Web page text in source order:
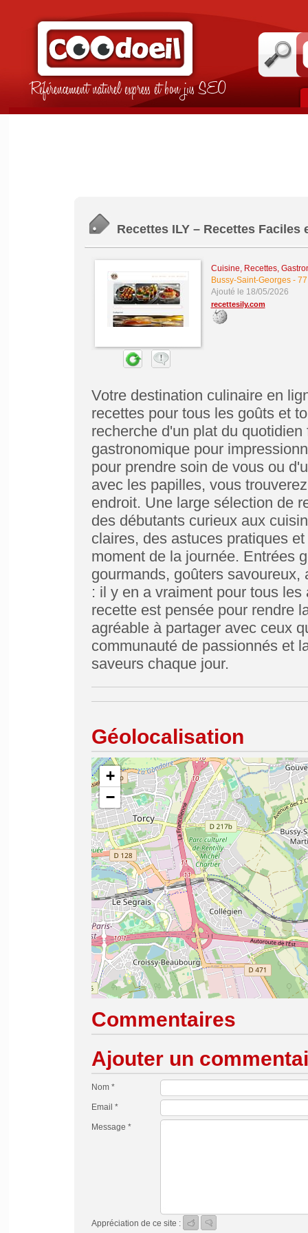
Référencement naturel express et bon jus SEO
Recettes ILY – Recettes Faciles
Cuisine, Recettes,
Bussy-Saint-Georges-
Ajouté le 18/05/2026
recettesily.com
Votre destination culinaire en
recettes pour tous les goûts et
recherche d'un plat du
gastronomique pour
pour prendre soin de vous ou
avec les papilles, vous
endroit. Une large sélection de
des débutants curieux aux
claires, des astuces pratiques
moment de la journée. Entrées
gourmands, goûters
: il y en a vraiment pour tous
recette est pensée pour rendre
agréable à partager avec ceux
communauté de passionnés et
saveurs chaque jour.
Géolocalisation
+
−
Commentaires
Ajouter un
Nom *
Email *
Message *
Appréciation de ce site :